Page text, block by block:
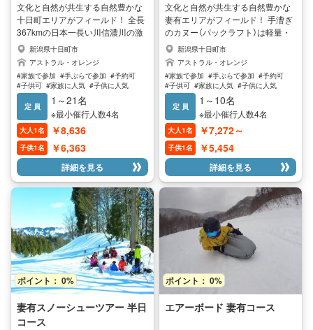
文化と自然が共生する自然豊かな
十日町エリアがフィールド！ 全長
367kmの日本一長い川信濃川の激
しい急流と緩やかな瀞場のバラン
スが取れた中流域の約7Kmを漕ぎ
下ります。 ガイドがていねいに漕
ぎ方や安全に関する説明をします
ので、初めての方も楽しんでいた
だけます。 開放感溢れる広い青空
と悠久の時を感じる景色が楽しめ
ます。 穏やかなところでは、ライ
フジャケットに頼ってゆったり浮
いてみたり、ボートから川に飛び
込んでみたりとボートに乗るだけ
ではなく魅力満載です。 ひんやり
冷たい水は心地よく、夏はTシャツ
短パンで参加できるのも魅力の一
つです。 ☆数々の急流ではドキド
キ、瀞場（トロバ）ではのんびり 信
濃川は穏やかですか？と聞かれま
すが急流と瀞場のバランスがよく
人気のラフティングスポットです
♪
新潟県十日町市
アストラル・オレンジ
#家族で参加 #手ぶらで参加 #予約可
#子供可 #家族に人気 #子供に人気
#女性に人気
#男性に人気
定 員
1～21名
※最小催行人数4名
大人1名 ￥8,636
子供1名 ￥6,363
詳細を見る
文化と自然が共生する自然豊かな
妻有エリアがフィールド！ 手漕ぎ
のカヌー（パックラフト）は軽量・
安定性抜群！ ガイドがていねいに
漕ぎ方や安全に関する説明をしま
すので、初めての方も楽しんでい
ただけます。 スタートポイントか
ら自然豊かな景色の中ぷかぷかと
浮かびましょう♪ 湖面でのんびり
リラックスしてもらうと、文明の
発する音はほとんど聞こえず、鳥
や虫の声・水や自然の音、頬を撫
でる風・水の冷たさ、など全身で
自然を感じられます楽しく分かり
やすくガイドするので、どなたで
も楽しんで頂けます。 湖上にいる
かけがえの無い時間は、きっとあ
っという間。 春から夏は青々と
木々が生い茂り、秋は赤や黄色の
紅葉に囲まれる日々違った景色が
待っています。
新潟県十日町市
アストラル・オレンジ
#家族で参加 #手ぶらで参加 #予約可
#子供可 #家族に人気 #子供に人気
#女性に人気
#男性に人気
定 員
1～10名
※最小催行人数4名
大人1名 ￥7,272～
子供1名 ￥5,454
詳細を見る
ポイント： 0%
妻有スノーシューツアー 半日
コース
ポイント： 0%
エアーボード 妻有コース